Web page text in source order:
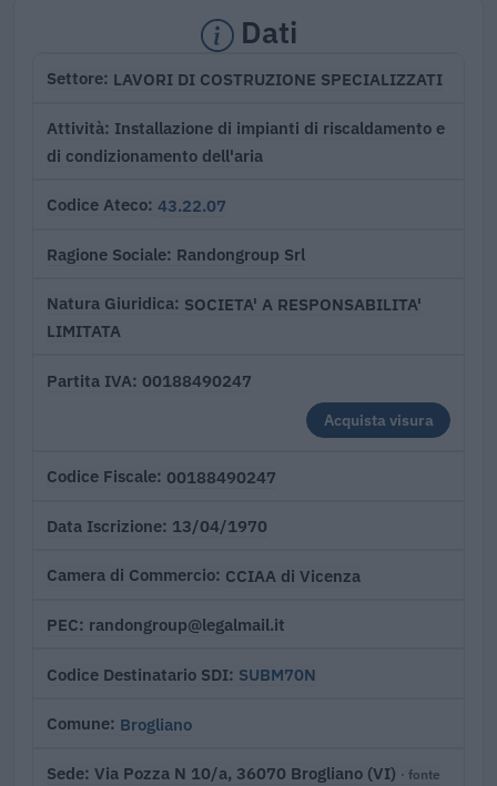
Dati
Settore LAVORI DI COSTRUZIONE SPECIALIZZATI
Attività Installazione di impianti di riscaldamento e
di condizionamento dell'aria
Codice Ateco 43.22.07
Ragione Sociale Randongroup Srl
Natura Giuridica SOCIETA' A RESPONSABILITA'
LIMITATA
Partita IVA 00188490247
Acquista visura
Codice Fiscale 00188490247
Data Iscrizione 13/04/1970
Camera di Commercio CCIAA di Vicenza
PEC randongroup@legalmail.it
Codice Destinatario SDI SUBM70N
Comune Brogliano
Sede Via Pozza N 10/a, 36070 Brogliano (VI) · fonte